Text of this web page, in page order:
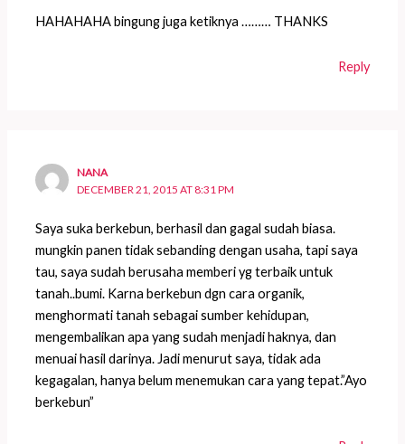
HAHAHAHA bingung juga ketiknya ……… THANKS
Reply
NANA
DECEMBER 21, 2015 AT 8:31 PM
Saya suka berkebun, berhasil dan gagal sudah biasa.
mungkin panen tidak sebanding dengan usaha, tapi saya
tau, saya sudah berusaha memberi yg terbaik untuk
tanah..bumi. Karna berkebun dgn cara organik,
menghormati tanah sebagai sumber kehidupan,
mengembalikan apa yang sudah menjadi haknya, dan
menuai hasil darinya. Jadi menurut saya, tidak ada
kegagalan, hanya belum menemukan cara yang tepat.”Ayo
berkebun”